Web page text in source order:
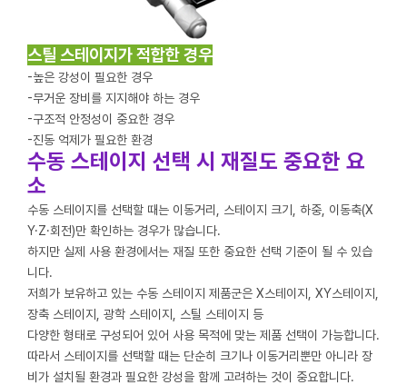
스틸 스테이지가 적합한 경우
-높은 강성이 필요한 경우
-무거운 장비를 지지해야 하는 경우
-구조적 안정성이 중요한 경우
-진동 억제가 필요한 환경
수동 스테이지 선택 시 재질도 중요한 요
소
수동 스테이지를 선택할 때는 이동거리, 스테이지 크기, 하중, 이동축(X
Y·Z·회전)만 확인하는 경우가 많습니다.
하지만 실제 사용 환경에서는 재질 또한 중요한 선택 기준이 될 수 있습
니다.
저희가 보유하고 있는 수동 스테이지 제품군은 X스테이지, XY스테이지,
장축 스테이지, 광학 스테이지, 스틸 스테이지 등
다양한 형태로 구성되어 있어 사용 목적에 맞는 제품 선택이 가능합니다.
따라서 스테이지를 선택할 때는 단순히 크기나 이동거리뿐만 아니라 장
비가 설치될 환경과 필요한 강성을 함께 고려하는 것이 중요합니다.